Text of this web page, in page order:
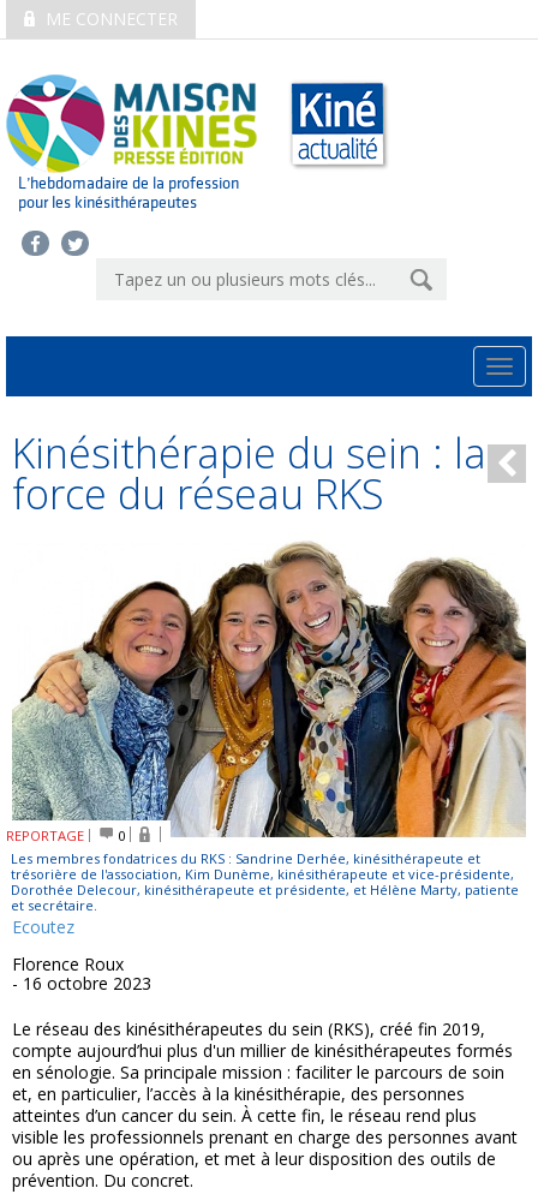
ME CONNECTER
L’hebdomadaire de la profession
pour les kinésithérapeutes
Kinésithérapie du sein : la
force du réseau RKS
REPORTAGE
0
Les membres fondatrices du RKS : Sandrine Derhée, kinésithérapeute et
trésorière de l'association, Kim Dunème, kinésithérapeute et vice-présidente,
Dorothée Delecour, kinésithérapeute et présidente, et Hélène Marty, patiente
et secrétaire.
Ecoutez
Florence Roux
- 16 octobre 2023
Le réseau des kinésithérapeutes du sein (RKS), créé fin 2019,
compte aujourd’hui plus d'un millier de kinésithérapeutes formés
en sénologie. Sa principale mission : faciliter le parcours de soin
et, en particulier, l’accès à la kinésithérapie, des personnes
atteintes d’un cancer du sein. À cette fin, le réseau rend plus
visible les professionnels prenant en charge des personnes avant
ou après une opération, et met à leur disposition des outils de
prévention. Du concret.